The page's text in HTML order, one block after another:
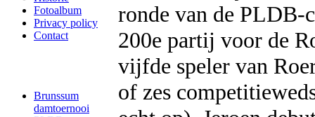
Fotoalbum
Privacy policy
Contact
Brunssum
damtoernooi
ronde van de PLDB-
200e partij voor de
vijfde speler van
of zes